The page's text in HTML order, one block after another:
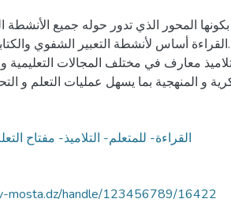
المحور الذي تدور حوله جميع الأنشطة
القراءة أساس لأنشطة التعبير الشفوي
معارف في مختلف المجالات التعليمية
القراءة- للمتعلم- التلاميذ- مفتاح
mosta.dz/handle/123456789/16422